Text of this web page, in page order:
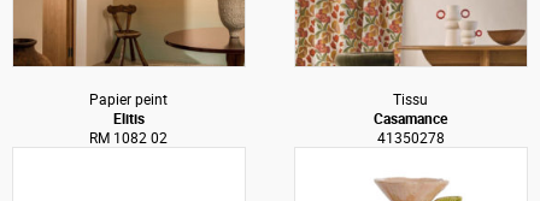
Papier peint
Elitis
RM 1082 02
Tissu
Casamance
41350278